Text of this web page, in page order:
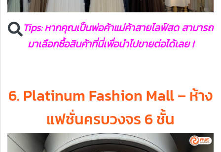
Tips: หากคุณเป็นพ่อค้าแม่ค้าสายไลฟ์สด สามารถ
มาเลือกซื้อสินค้าที่นี่เพื่อนำไปขายต่อได้เลย !
6. Platinum Fashion Mall – ห้าง
แฟชั่นครบวงจร 6 ชั้น